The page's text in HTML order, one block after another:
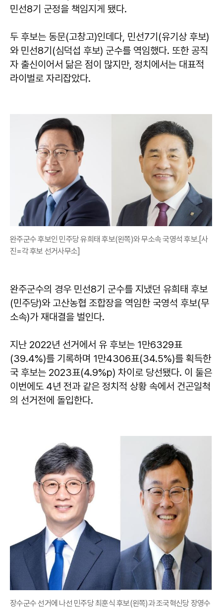
민선8기 군정을 책임지게 됐다.
두 후보는 동문(고창고)인데다, 민선7기(유기상 후보)
와 민선8기(심덕섭 후보) 군수를 역임했다. 또한 공직
자 출신이어서 닮은 점이 많지만, 정치에서는 대표적
라이벌로 자리잡았다.
완주군수 후보인 민주당 유희태 후보(왼쪽)와 무소속 국영석 후보.[사
진=각 후보 선거사무소]
완주군수의 경우 민선8기 군수를 지냈던 유희태 후보
(민주당)와 고산농협 조합장을 역임한 국영석 후보(무
소속)가 재대결을 벌인다.
지난 2022년 선거에서 유 후보는 1만6329표
(39.4%)를 기록하며 1만4306표(34.5%)를 획득한
국 후보는 2023표(4.9%p) 차이로 당선됐다. 이 둘은
이번에도 4년 전과 같은 정치적 상황 속에서 건곤일척
의 선거전에 돌입한다.
장수군수 선거에 나선 민주당 최훈식 후보(왼쪽)과 조국혁신당 장영수